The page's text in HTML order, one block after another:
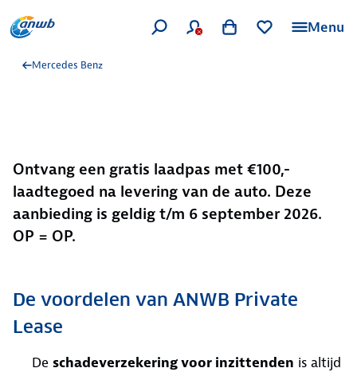
Menu
Mercedes Benz
Ontvang een gratis laadpas met €100,-
laadtegoed na levering van de auto. Deze
aanbieding is geldig t/m 6 september 2026.
OP = OP.
De voordelen van ANWB Private
Lease
De schadeverzekering voor inzittenden is altijd